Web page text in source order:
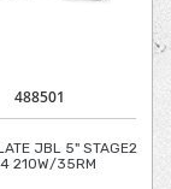
488501
JBL 5" STAGE2
210W/35RM